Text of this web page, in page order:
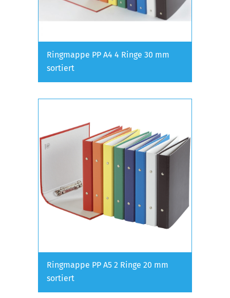
Ringmappe PP A4 4 Ringe 30 mm
sortiert
Ringmappe PP A5 2 Ringe 20 mm
sortiert